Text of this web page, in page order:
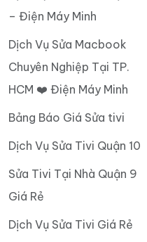
– Điện Máy Minh
Dịch Vụ Sửa Macbook
Chuyên Nghiệp Tại TP.
HCM ❤️ Điện Máy Minh
Bảng Báo Giá Sửa tivi
Dịch Vụ Sửa Tivi Quận 10
Sửa Tivi Tại Nhà Quận 9
Giá Rẻ
Dịch Vụ Sửa Tivi Giá Rẻ